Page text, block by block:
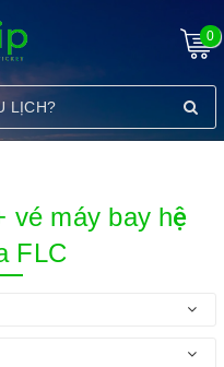
0
vé máy bay hệ
FLC